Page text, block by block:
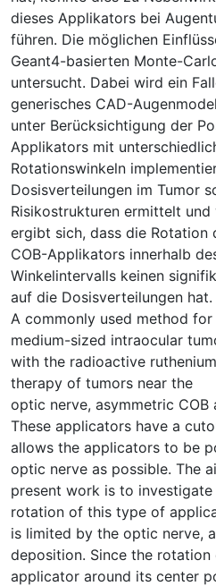
dieses Applikators bei
führen. Die möglichen
Geant4-basierten Monte-
untersucht. Dabei wird ein
generisches CAD-
unter Berücksichtigung der
Applikators mit
Rotationswinkeln
Dosisverteilungen im Tumor
Risikostrukturen ermittelt und
ergibt sich, dass die Rotation
COB-Applikators innerhalb
Winkelintervalls keinen
auf die Dosisverteilungen hat.
A commonly used method
medium-sized intraocular
with the radioactive
therapy of tumors near the
optic nerve, asymmetric COB
These applicators have a
allows the applicators to be
optic nerve as possible. The
present work is to
rotation of this type of
is limited by the optic nerve,
deposition. Since the rotation
applicator around its center